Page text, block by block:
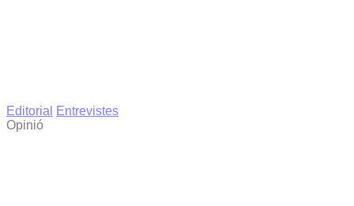
Editorial
Entrevistes
Opinió